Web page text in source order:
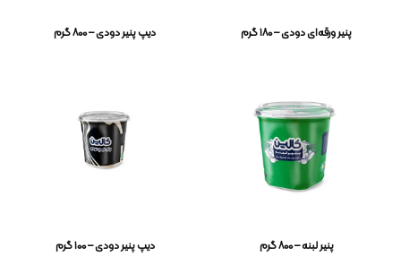
پنیر ورقه‌ای دودی – ۱۸۰ گرم دیپ پنیر دودی – ۸۰۰ گرم
پنیر لبنه – ۸۰۰ گرم دیپ پنیر دودی – ۱۰۰ گرم